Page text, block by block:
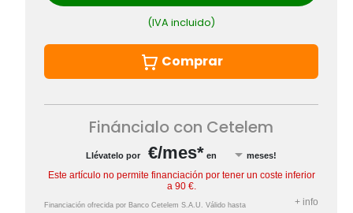
(IVA incluido)
Comprar
Fináncialo con Cetelem
Llévatelo por €/mes* en meses!
Este artículo no permite financiación por tener un coste inferior
a 90 €.
Financiación ofrecida por Banco Cetelem S.A.U. Válido hasta + info